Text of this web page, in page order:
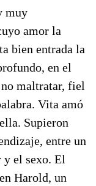
muy
amor la
bien entrada la
en el
maltratar, fiel
Vita amó
Supieron
entre un
y el sexo. El
Harold, un